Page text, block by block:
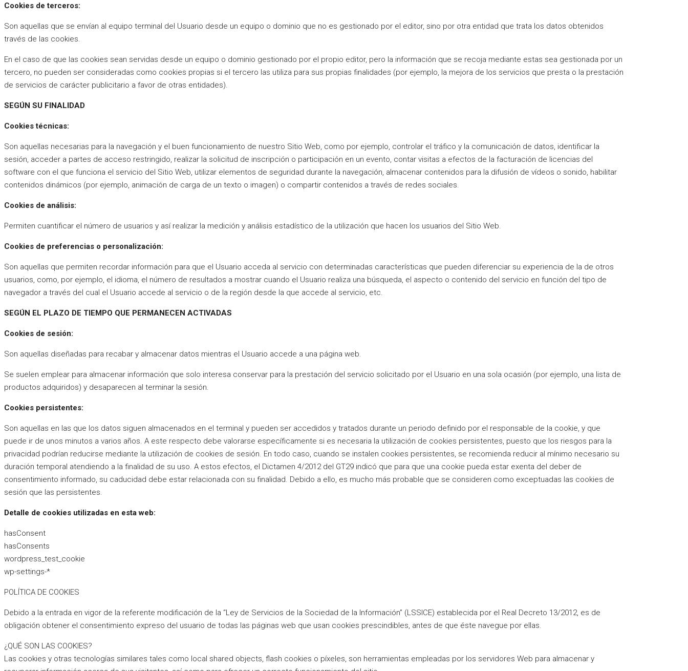
Cookies de terceros:
Son aquellas que se envían al equipo terminal del Usuario desde un equipo o dominio que no es gestionado por el editor, sino por otra entidad que trata los datos obtenidos
través de las cookies.
En el caso de que las cookies sean servidas desde un equipo o dominio gestionado por el propio editor, pero la información que se recoja mediante estas sea gestionada por un
tercero, no pueden ser consideradas como cookies propias si el tercero las utiliza para sus propias finalidades (por ejemplo, la mejora de los servicios que presta o la prestación
de servicios de carácter publicitario a favor de otras entidades).
SEGÚN SU FINALIDAD
Cookies técnicas:
Son aquellas necesarias para la navegación y el buen funcionamiento de nuestro Sitio Web, como por ejemplo, controlar el tráfico y la comunicación de datos, identificar la
sesión, acceder a partes de acceso restringido, realizar la solicitud de inscripción o participación en un evento, contar visitas a efectos de la facturación de licencias del
software con el que funciona el servicio del Sitio Web, utilizar elementos de seguridad durante la navegación, almacenar contenidos para la difusión de vídeos o sonido, habilitar
contenidos dinámicos (por ejemplo, animación de carga de un texto o imagen) o compartir contenidos a través de redes sociales.
Cookies de análisis:
Permiten cuantificar el número de usuarios y así realizar la medición y análisis estadístico de la utilización que hacen los usuarios del Sitio Web.
Cookies de preferencias o personalización:
Son aquellas que permiten recordar información para que el Usuario acceda al servicio con determinadas características que pueden diferenciar su experiencia de la de otros
usuarios, como, por ejemplo, el idioma, el número de resultados a mostrar cuando el Usuario realiza una búsqueda, el aspecto o contenido del servicio en función del tipo de
navegador a través del cual el Usuario accede al servicio o de la región desde la que accede al servicio, etc.
SEGÚN EL PLAZO DE TIEMPO QUE PERMANECEN ACTIVADAS
Cookies de sesión:
Son aquellas diseñadas para recabar y almacenar datos mientras el Usuario accede a una página web.
Se suelen emplear para almacenar información que solo interesa conservar para la prestación del servicio solicitado por el Usuario en una sola ocasión (por ejemplo, una lista de
productos adquiridos) y desaparecen al terminar la sesión.
Cookies persistentes:
Son aquellas en las que los datos siguen almacenados en el terminal y pueden ser accedidos y tratados durante un periodo definido por el responsable de la cookie, y que
puede ir de unos minutos a varios años. A este respecto debe valorarse específicamente si es necesaria la utilización de cookies persistentes, puesto que los riesgos para la
privacidad podrían reducirse mediante la utilización de cookies de sesión. En todo caso, cuando se instalen cookies persistentes, se recomienda reducir al mínimo necesario su
duración temporal atendiendo a la finalidad de su uso. A estos efectos, el Dictamen 4/2012 del GT29 indicó que para que una cookie pueda estar exenta del deber de
consentimiento informado, su caducidad debe estar relacionada con su finalidad. Debido a ello, es mucho más probable que se consideren como exceptuadas las cookies de
sesión que las persistentes.
Detalle de cookies utilizadas en esta web:
hasConsent
hasConsents
wordpress_test_cookie
wp-settings-*
POLÍTICA DE COOKIES
Debido a la entrada en vigor de la referente modificación de la “Ley de Servicios de la Sociedad de la Información” (LSSICE) establecida por el Real Decreto 13/2012, es de
obligación obtener el consentimiento expreso del usuario de todas las páginas web que usan cookies prescindibles, antes de que éste navegue por ellas.
¿QUÉ SON LAS COOKIES?
Las cookies y otras tecnologías similares tales como local shared objects, flash cookies o píxeles, son herramientas empleadas por los servidores Web para almacenar y